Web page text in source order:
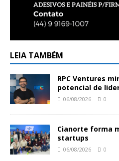
LEIA TAMBÉM
RPC Ventures
potencial de
06/08/2026 0
Cianorte forma
startups
06/08/2026 0